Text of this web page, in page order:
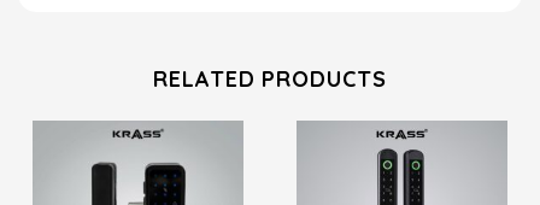
RELATED PRODUCTS